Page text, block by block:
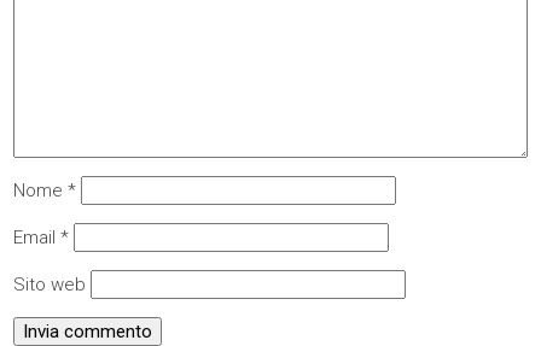
Nome*
Email*
Sito web